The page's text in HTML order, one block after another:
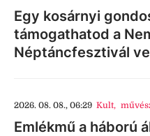
Egy kosárnyi
támogathatod a
Néptáncfesztivál
2026. 08. 08., 06:29 Kult,
Emlékmű a háború